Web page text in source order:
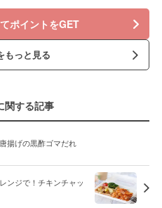
ポイントをGET
もっと見る
関する記事
揚げの黒酢ゴマだれ
ンジで！チキンチャッ